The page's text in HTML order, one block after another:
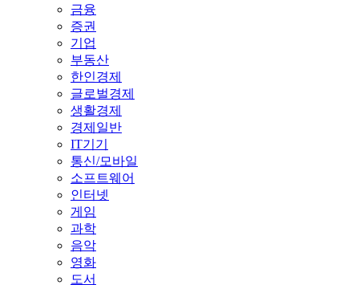
금융
증권
기업
부동산
한인경제
글로벌경제
생활경제
경제일반
IT기기
통신/모바일
소프트웨어
인터넷
게임
과학
음악
영화
도서